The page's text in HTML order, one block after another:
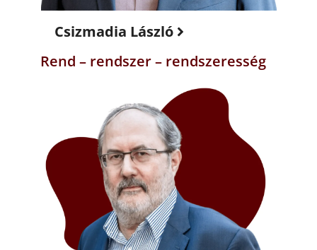
Csizmadia László
Rend – rendszer – rendszeresség